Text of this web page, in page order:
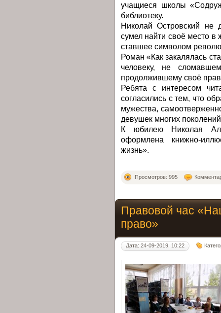
учащиеся школы
библиотеку.
Николай Островский не
сумел найти своё место в
ставшее символом
Роман «Как закалялась
человеку, не
продолжившему своё
Ребята с интересом
согласились с тем, что
мужества,
девушек многих
К юбилею Николая
оформлена книжно-
жизнь».
Просмотров: 995
Правовой час
право»
Дата: 24-09-2019, 10:22